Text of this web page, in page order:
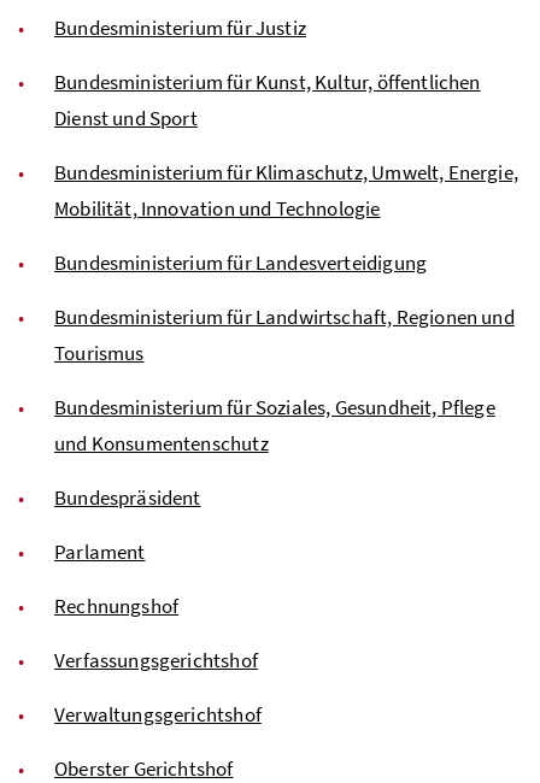
Bundesministerium für Justiz
Bundesministerium für Kunst, Kultur, öffentlichen
Dienst und Sport
Bundesministerium für Klimaschutz, Umwelt, Energie,
Mobilität, Innovation und Technologie
Bundesministerium für Landesverteidigung
Bundesministerium für Landwirtschaft, Regionen und
Tourismus
Bundesministerium für Soziales, Gesundheit, Pflege
und Konsumentenschutz
Bundespräsident
Parlament
Rechnungshof
Verfassungsgerichtshof
Verwaltungsgerichtshof
Oberster Gerichtshof